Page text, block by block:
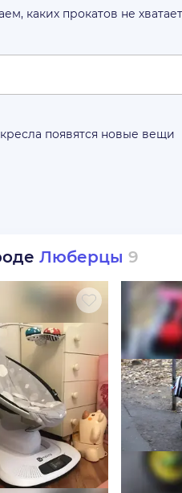
каких прокатов не хватает
появятся новые вещи
Люберцы 9